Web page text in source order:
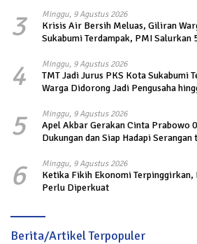
3 Minggu, 9 Agustus 2026
Krisis Air Bersih Meluas, Giliran
Sukabumi Terdampak, PMI
4 Minggu, 9 Agustus 2026
TMT Jadi Jurus PKS Kota Sukabumi
Warga Didorong Jadi Pengusaha
5 Minggu, 9 Agustus 2026
Apel Akbar Gerakan Cinta Prabowo
Dukungan dan Siap Hadapi
6 Minggu, 9 Agustus 2026
Ketika Fikih Ekonomi
Perlu Diperkuat
Berita/Artikel Terpopuler